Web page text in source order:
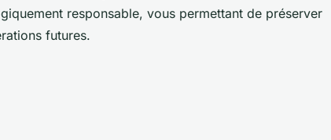
responsable, vous permettant de préserver
futures.